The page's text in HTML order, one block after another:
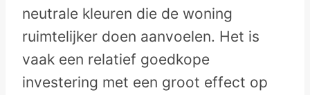
neutrale kleuren die de woning
ruimtelijker doen aanvoelen. Het is
vaak een relatief goedkope
investering met een groot effect op